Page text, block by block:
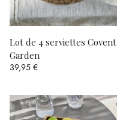
Lot de 4 serviettes Covent
Garden
39,95 €